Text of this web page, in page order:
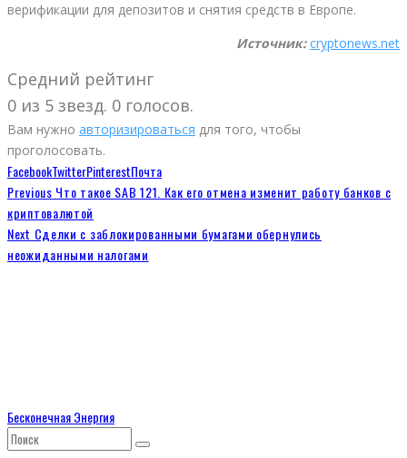
верификации для депозитов и снятия средств в Европе.
Источник: cryptonews.net
Средний рейтинг
0 из 5 звезд. 0 голосов.
Вам нужно авторизироваться для того, чтобы
проголосовать.
FacebookTwitterPinterestПочта
Previous Что такое SAB 121. Как его отмена изменит работу банков с
криптовалютой
Next Сделки с заблокированными бумагами обернулись
неожиданными налогами
Бесконечная Энергия